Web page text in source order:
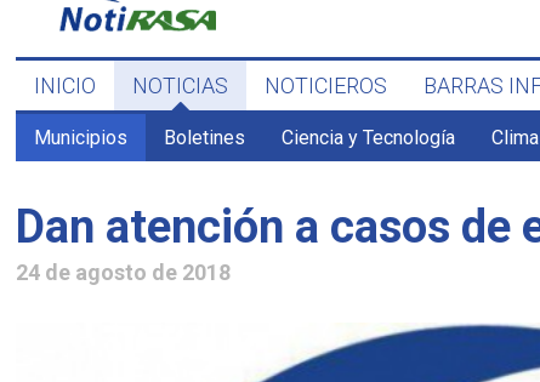
INICIO NOTICIAS NOTICIEROS BARRAS
Municipios Boletines Ciencia y Tecnología Clima
Dan atención a casos de
24 de agosto de 2018